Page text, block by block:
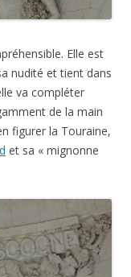
Elle est
nudité et tient dans
va compléter
de la main
figurer la Touraine,
et sa « mignonne